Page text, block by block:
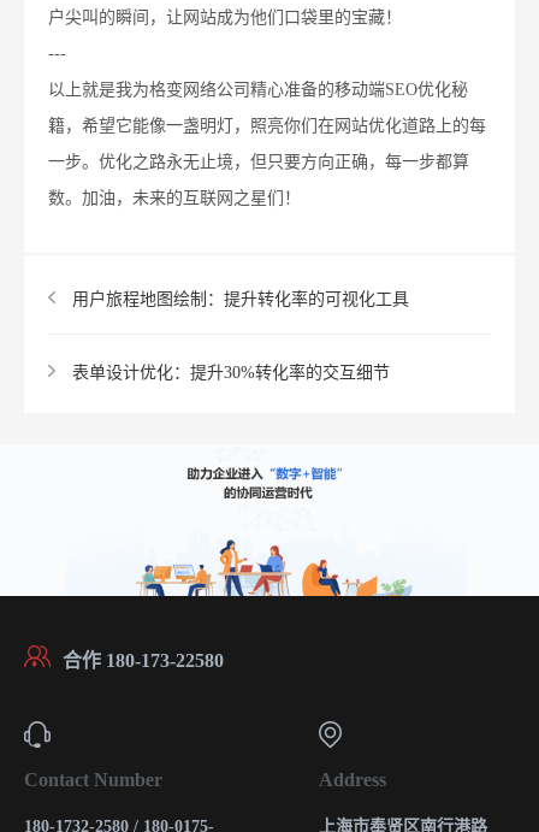
户尖叫的瞬间，让网站成为他们口袋里的宝藏！
---
以上就是我为格变网络公司精心准备的移动端SEO优化秘
籍，希望它能像一盏明灯，照亮你们在网站优化道路上的每
一步。优化之路永无止境，但只要方向正确，每一步都算
数。加油，未来的互联网之星们！
用户旅程地图绘制：提升转化率的可视化工具
表单设计优化：提升30%转化率的交互细节
合作 180-173-22580
Contact Number
180-1732-2580 / 180-0175-
Address
上海市奉贤区南行港路